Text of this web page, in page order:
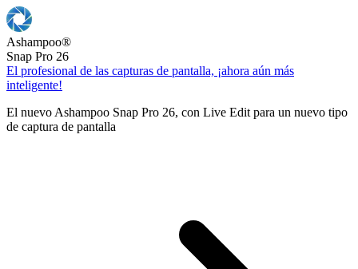
Ashampoo®
Snap Pro 26
El profesional de las capturas de pantalla, ¡ahora aún más
inteligente!
El nuevo Ashampoo Snap Pro 26, con Live Edit para un nuevo tipo
de captura de pantalla